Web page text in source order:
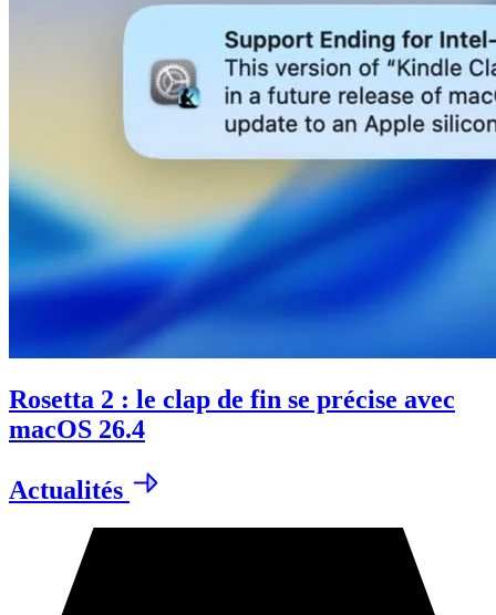
Rosetta 2 : le clap de fin se précise avec
macOS 26.4
Actualités